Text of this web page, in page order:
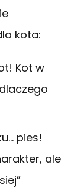
kota:
Kot w
pies!
ale